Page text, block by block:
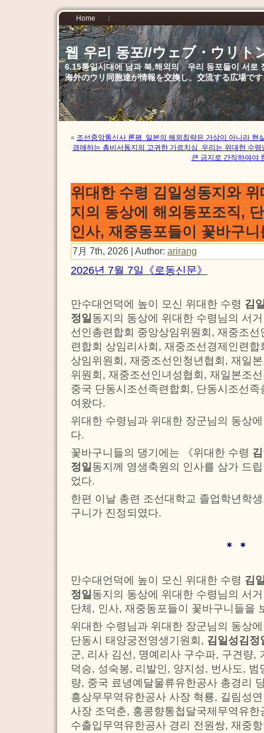
Home
웹 우리 동포//ウェブ・ウリト
6.15통일시대에 남과 북,해외의 우리 동포들이 서로
海外のウリ同胞達が情報を交換し、交流する広場で
« 조선중앙통신사 론평 일본의 해외침략은 가상이 아니라 현
경애하는 총비서동지의 고귀한 가르치심 우리는 위대한 수
큰 긍지로 간직하여야
위대한 수령 김일성동지와
지의 동상에 해외동포조직,
인사, 재중동포들이 꽃바구
7月 7th, 2026 | Author: arirang
2026년 7월 7일《로동신문》
만수대언덕에 높이 모신 위대한 수령 김
정일동지의 동상에 위대한 수령님의 서
선인총련합회 중앙상임위원회, 재중조
련합회 상임리사회, 재중조선경제인련
상임위원회, 재중조선인청년협회, 재일
위원회, 재중조선인녀성협회, 재일본조
중국 단동시조선족련합회, 단동시조선
여왔다.
위대한 수령님과 위대한 장군님의 동상
다.
꽃바구니들의 댕기에는 《위대한 수령
정일동지께 영생축원의 인사를 삼가 드
었다.
한편 이날 총련 조선대학교 졸업학년학
구니가 진정되였다.
＊ ＊
만수대언덕에 높이 모신 위대한 수령 김
정일동지의 동상에 위대한 수령님의 서
단체, 인사, 재중동포들이 꽃바구니들을
위대한 수령님과 위대한 장군님의 동상
단동시 태양궁전영생기원회, 김일성김정
군, 리사 김선, 명예리사 구수파, 구견량,
덕승, 성숙봉, 리발인, 양지성, 번사도,
량, 중국 료녕예달물류유한공사 총경리
흥상무무역유한공사 사장 혁룡, 길림성
사장 조덕춘, 홍콩향통첩달국제무역유
수출입무역유한공사 경리 전원쌍, 재중